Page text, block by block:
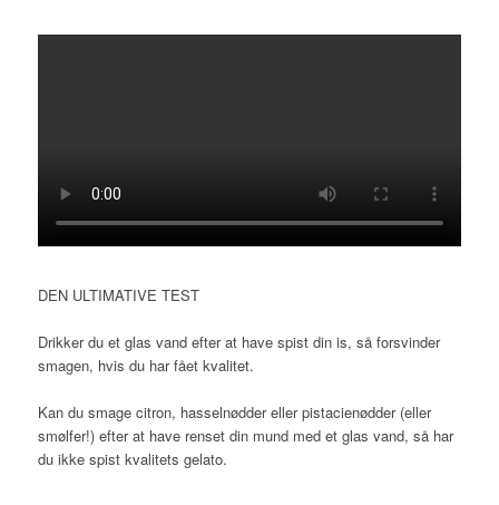
DEN ULTIMATIVE TEST
Drikker du et glas vand efter at have spist din is, så forsvinder
smagen, hvis du har fået kvalitet.
Kan du smage citron, hasselnødder eller pistacienødder (eller
smølfer!) efter at have renset din mund med et glas vand, så har
du ikke spist kvalitets gelato.